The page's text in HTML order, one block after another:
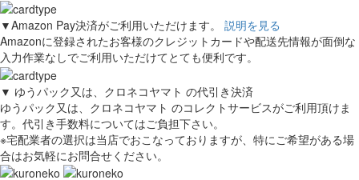
▼Amazon Pay決済がご利用いただけます。 説明を見る
Amazonに登録されたお客様のクレジットカードや配送先情報が面倒な
入力作業なしでご利用いただけてとても便利です。
▼ ゆうパック又は、クロネコヤマト の代引き決済
ゆうパック又は、クロネコヤマト のコレクトサービスがご利用頂けま
す。代引き手数料についてはご負担下さい。
※宅配業者の選択は当店でおこなっておりますが、特にご希望がある場
合はお気軽にお問合せください。